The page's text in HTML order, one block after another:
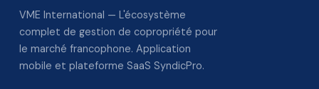
VME International — L'écosystème
complet de gestion de copropriété pour
le marché francophone. Application
mobile et plateforme SaaS SyndicPro.